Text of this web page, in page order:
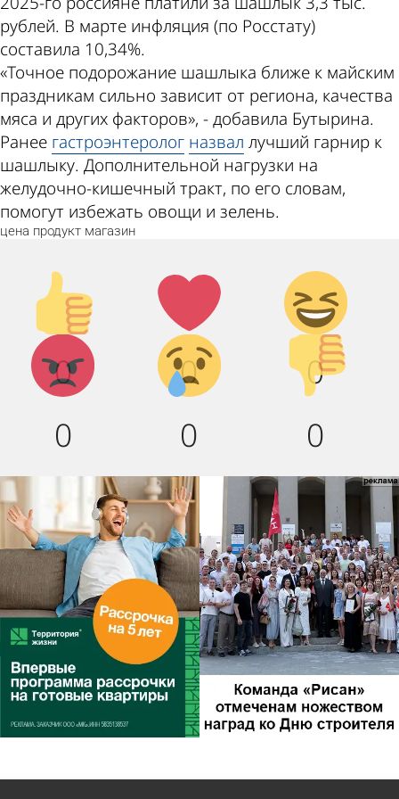
рублей. В марте инфляция (по Росстату)
составила 10,34%.
«Точное подорожание шашлыка ближе к майским
праздникам сильно зависит от региона, качества
мяса и других факторов», - добавила Бутырина.
Ранее гастроэнтеролог назвал лучший гарнир к
шашлыку. Дополнительной нагрузки на
желудочно-кишечный тракт, по его словам,
помогут избежать овощи и зелень.
цена продукт магазин
Палец
вверх!
0
Лайк!
0
Дикий
смех!
0
Агрессия!
0
Грусть :
(
0
Палец
вниз!
0